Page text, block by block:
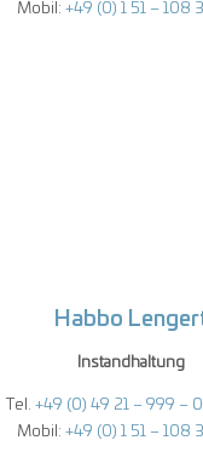
Mobil:+49 (0) 1 51 – 108
Habbo
Instandhaltung
Tel.+49 (0) 49 21 – 999 –
Mobil:+49 (0) 1 51 – 108